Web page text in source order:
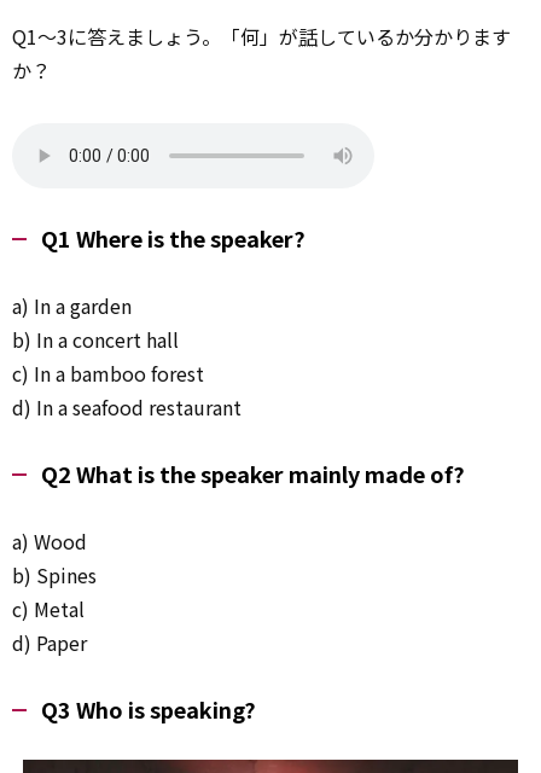
Q1～3に答えましょう。「何」が話しているか分かります
か？
Q1 Where is the speaker?
a) In a garden
b) In a concert hall
c) In a bamboo forest
d) In a seafood restaurant
Q2 What is the speaker mainly made of?
a) Wood
b) Spines
c) Metal
d) Paper
Q3 Who is speaking?